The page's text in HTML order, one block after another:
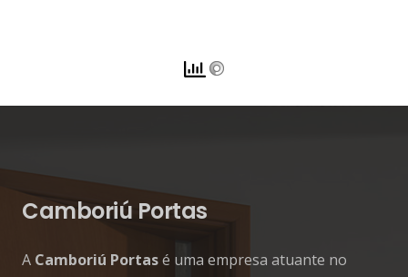
Camboriú Portas
A Camboriú Portasé uma empresa atuante no